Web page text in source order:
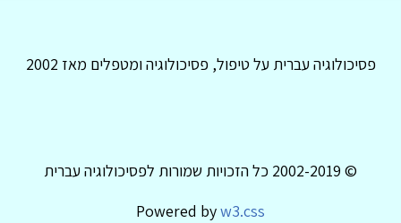
פסיכולוגיה עברית על טיפול, פסיכולוגיה ומטפלים מאז 2002
© 2002-2019 כל הזכויות שמורות לפסיכולוגיה עברית
Powered byw3.css